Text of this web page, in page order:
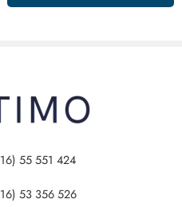
55 551 424
53 356 526